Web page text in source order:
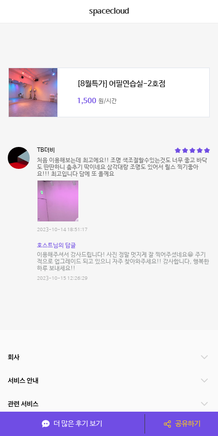
spacecloud
[8월특가] 어필연습실-2호점
1,500 원/시간
TB더비
처음 이용해보는데 최고에요!! 조명 색조절할수있는것도 너무 좋고 바닥
도 딴딴하니 춤추기 딱이네요 삼각대랑 조명도 있어서 릴스 찍기좋아
요!!! 최고입니다 담에 또 올께요
2023-10-14 18:51:17
호스트님의 답글
이용해주셔서 감사드립니다! 사진 정말 멋지게 잘 찍어주셨네요😁 주기
적으로 업그레이드 되고 있으니 자주 찾아와주세요!! 감사합니다, 행복한
하루 보내세요!!
2023-10-15 12:26:29
더 많은 후기 보기 공유하기
회사
서비스 안내
관련 서비스